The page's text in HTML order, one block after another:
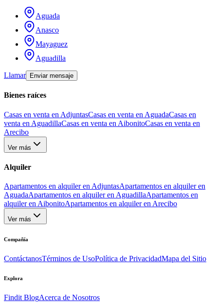
Aguada
Anasco
Mayaguez
Aguadilla
Llamar Enviar mensaje
Bienes raíces
Casas en venta en AdjuntasCasas en venta en AguadaCasas en
venta en AguadillaCasas en venta en AibonitoCasas en venta en
Arecibo
Ver más
Alquiler
Apartamentos en alquiler en AdjuntasApartamentos en alquiler en
AguadaApartamentos en alquiler en AguadillaApartamentos en
alquiler en AibonitoApartamentos en alquiler en Arecibo
Ver más
Compañía
ContáctanosTérminos de UsoPolítica de PrivacidadMapa del Sitio
Explora
Findit BlogAcerca de Nosotros